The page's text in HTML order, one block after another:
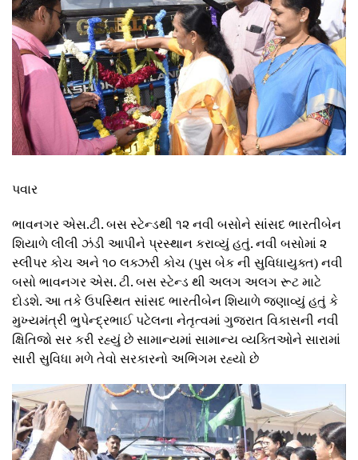
પવાર
ભાવનગર એસ.ટી. બસ સ્ટેન્ડથી ૧૨ નવી બસોને સાંસદ ભારતીબેન
શિયાળે લીલી ઝંડી આપીને પ્રસ્થાન કરાવ્યું હતું. નવી બસોમાં ૨
સ્લીપર કોચ અને ૧૦ લક્ઝરી કોચ (પુસ બેક ની સુવિધાયુક્ત) નવી
બસો ભાવનગર એસ. ટી. બસ સ્ટેન્ડ થી અલગ અલગ રૂટ માટે
દોડશે. આ તકે ઉપસ્થિત સાંસદ ભારતીબેન શિયાળે જણાવ્યું હતું કે
મુખ્યમંત્રી ભુપેન્દ્રભાઈ પટેલના નેતૃત્વમાં ગુજરાત વિકાસની નવી
ક્ષિતિજો સર કરી રહ્યું છે સામાન્યમાં સામાન્ય વ્યક્તિઓને સારામાં
સારી સુવિધા મળે તેવો સરકારનો અભિગમ રહ્યો છે